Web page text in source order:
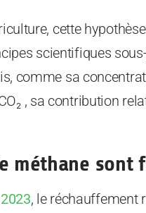
cette
scientifiques
comme sa
, sa contribution
méthane sont
, le réchauffement